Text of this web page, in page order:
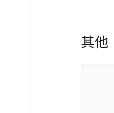
其他